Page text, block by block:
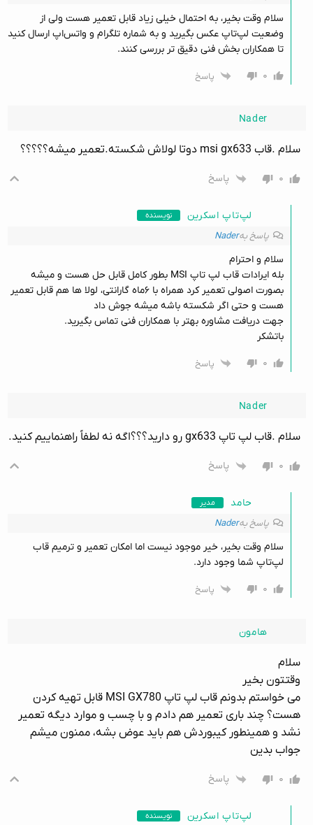
سلام وقت بخیر، به احتمال خیلی زیاد قابل تعمیر هست ولی از
وضعیت لپ‌تاپ عکس بگیرید و به شماره تلگرام و واتس‌اپ ارسال کنید
تا همکاران بخش فنی دقیق تر بررسی کنند.
۰
پاسخ
Nader
سلام .قاب msi gx633 دوتا لولاش شکسته.تعمیر میشه؟؟؟؟؟
۰ پاسخ
لپ‌تاپ اسکرین نویسنده
پاسخ بهNader
سلام و احترام
بله ایرادات قاب لپ تاپ MSI بطور کامل قابل حل هست و میشه
بصورت اصولی تعمیر کرد همراه با ۶ماه گارانتی، لولا ها هم قابل تعمیر
هست و حتی اگر شکسته باشه میشه جوش داد
جهت دریافت مشاوره بهتر با همکاران فنی تماس بگیرید.
باتشکر
۰
پاسخ
Nader
سلام .قاب لپ تاپ gx633 رو دارید؟؟؟اگه نه لطفاً راهنماییم کنید.
۰ پاسخ
حامد مدیر
پاسخ بهNader
سلام وقت بخیر، خیر موجود نیست اما امکان تعمیر و ترمیم قاب
لپ‌تاپ شما وجود دارد.
۰
پاسخ
هامون
سلام
وقتتون بخیر
می خواستم بدونم قاب لپ تاپ MSI GX780 قابل تهیه کردن
هست؟ چند باری تعمیر هم دادم و با چسب و موارد دیگه تعمیر
نشد و همینطور کیبوردش هم باید عوض بشه، ممنون میشم
جواب بدین
۰ پاسخ
لپ‌تاپ اسکرین نویسنده